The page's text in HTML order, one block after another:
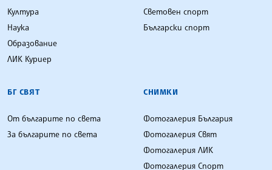
Култура
Наука
Образование
ЛИК Куриер
Световен спорт
Български спорт
БГ СВЯТ
От българите по света
За българите по света
СНИМКИ
Фотогалерия България
Фотогалерия Свят
Фотогалерия ЛИК
Фотогалерия Спорт